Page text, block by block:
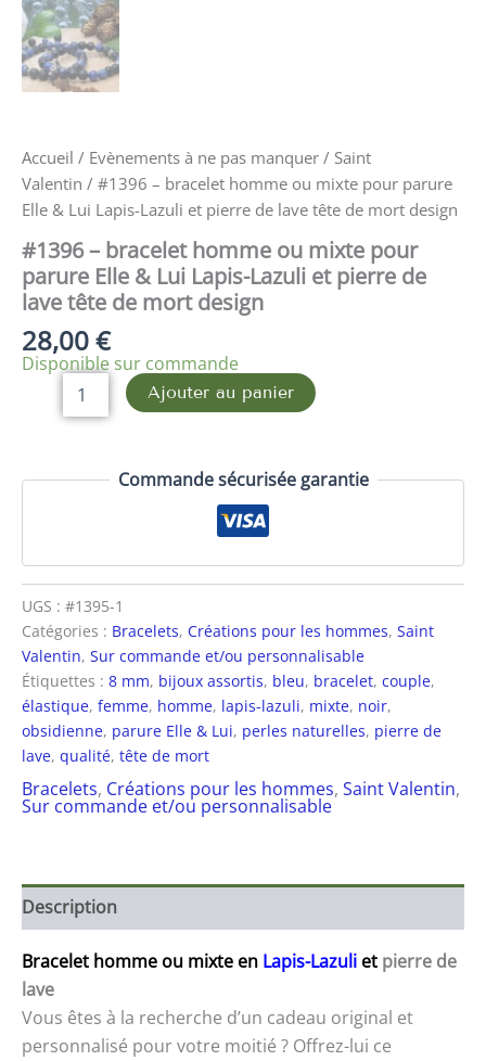
Accueil / Evènements à ne pas manquer / Saint
Valentin / #1396 – bracelet homme ou mixte pour parure
Elle & Lui Lapis-Lazuli et pierre de lave tête de mort design
#1396 – bracelet homme ou mixte pour
parure Elle & Lui Lapis-Lazuli et pierre de
lave tête de mort design
28,00€
Disponible sur commande
Ajouter au panier
Commande sécurisée garantie
UGS : #1395-1
Catégories : Bracelets, Créations pour les hommes, Saint
Valentin, Sur commande et/ou personnalisable
Étiquettes : 8 mm, bijoux assortis, bleu, bracelet, couple,
élastique, femme, homme, lapis-lazuli, mixte, noir,
obsidienne, parure Elle & Lui, perles naturelles, pierre de
lave, qualité, tête de mort
Bracelets, Créations pour les hommes, Saint Valentin,
Sur commande et/ou personnalisable
Description
Bracelet homme ou mixte en Lapis-Lazuli et pierre de
lave
Vous êtes à la recherche d’un cadeau original et
personnalisé pour votre moitié ? Offrez-lui ce